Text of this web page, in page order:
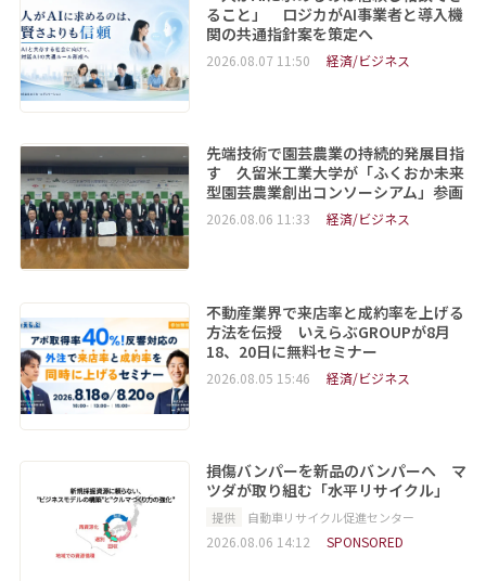
ること」 ロジカがAI事業者と導入機
関の共通指針案を策定へ
2026.08.07 11:50 経済/ビジネス
先端技術で園芸農業の持続的発展目指
す 久留米工業大学が「ふくおか未来
型園芸農業創出コンソーシアム」参画
2026.08.06 11:33 経済/ビジネス
不動産業界で来店率と成約率を上げる
方法を伝授 いえらぶGROUPが8月
18、20日に無料セミナー
2026.08.05 15:46 経済/ビジネス
損傷バンパーを新品のバンパーへ マ
ツダが取り組む「水平リサイクル」
提供 自動車リサイクル促進センター
2026.08.06 14:12 SPONSORED